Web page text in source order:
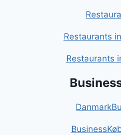
Restaurants
Restaurants